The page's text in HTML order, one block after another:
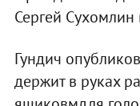
Сергей
Гундич
держит в руках